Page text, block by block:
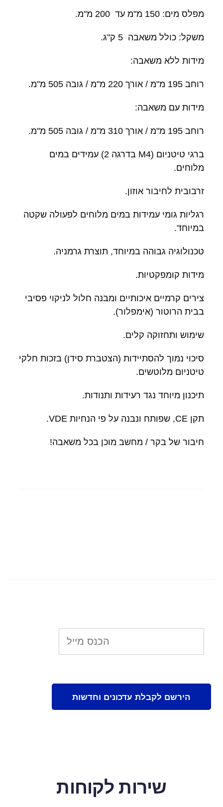
מפלס מים: 150 מ"מ עד 200 מ"מ.
משקל: כולל משאבה 5 ק"ג.
מידות ללא משאבה:
רוחב 195 מ"מ / אורך 220 מ"מ / גובה 505 מ"מ.
מידות עם משאבה:
רוחב 195 מ"מ / אורך 310 מ"מ / גובה 505 מ"מ.
ברגי טיטניום (M4 בדרגה 2) עמידים במים
מלוחים.
זרבובית לחיבור אוזון.
רגליות גומי עמידות במים מלוחים לפעולה שקטה
במיוחד.
טכנולוגיה גבוהה במיוחד, תוצרת גרמניה.
מידות קומפקטיות.
צירים קרמיים איכותיים ומבנה חלול לניקוי פסיבי
בבית הרוטור (אימפלור).
שימוש ותחזוקה קלים.
סיכוי נמוך להסתיידות (הצטברת סידן) בזכות חלקי
טיטניום מלוטשים.
תיכנון מיוחד נגד רעידות ותנודות.
תקן CE, שפותח ונבנה על פי הנחיות VDE.
חיבור של בקר / מחשב מוכן בכל משאבה!
שירות לקוחות